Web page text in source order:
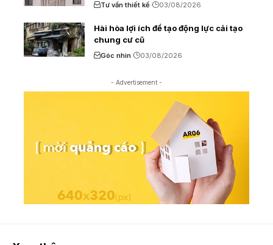
Tư vấn thiết kế 03/08/2026
Hài hòa lợi ích để tạo động lực cải tạo
chung cư cũ
Góc nhìn 03/08/2026
- Advertisement -